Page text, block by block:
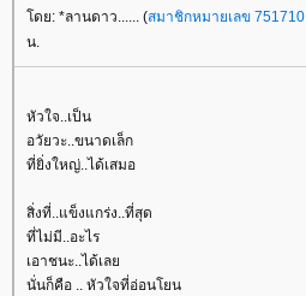
ดย: *ลานดาว...... (สมาชิกหมายเลข 751710
น.
หัวใจ..เป็น
อวัยวะ..ขนาดเล็ก
ที่ยิ่งใหญ่..ได้เสมอ
สิ่งที่..แข็งแกร่ง..ที่สุด
ที่ไม่มี..อะไร
เอาชนะ..ได้เล
นั่นก็คือ .. หัวใจที่อ่อนโยน